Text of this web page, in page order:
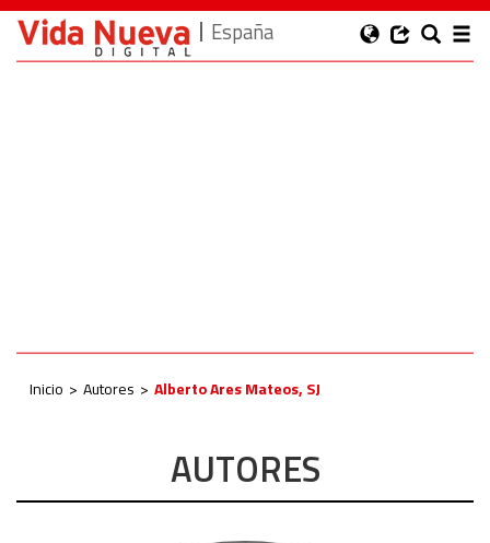
España
Inicio Autores Alberto Ares Mateos, SJ
AUTORES